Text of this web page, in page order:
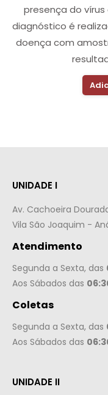
presença do
diagnóstico é
doença com
UNIDADE I
Av. Cachoeira
Vila São Joaquim -
Atendimento
Segunda a Sexta, das
Aos Sábados das
Coletas
Segunda a Sexta, das
Aos Sábados das
UNIDADE II